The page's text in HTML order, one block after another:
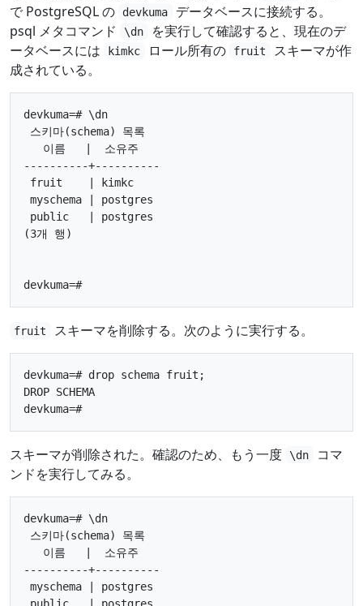
で PostgreSQL の
devkuma
データベースに接続する。
psql メタコマンド
\dn
を実行して確認すると、現在のデ
ータベースには
kimkc ロール所有の fruit
スキーマが作
成されている。
devkuma=# \dn
스키마(schema) 목록
   이름   |  소유주
----------+----------
fruit    | kimkc
myschema | postgres
public   | postgres
(3개 행)
fruit スキーマを削除する。次のように実行する。
devkuma=# drop schema fruit;
DROP SCHEMA
スキーマが削除された。確認のため、もう一度 \dn
コマ
ンドを実行してみる。
devkuma=# \dn
스키마(schema) 목록
   이름   |  소유주
----------+----------
myschema | postgres
public   | postgres